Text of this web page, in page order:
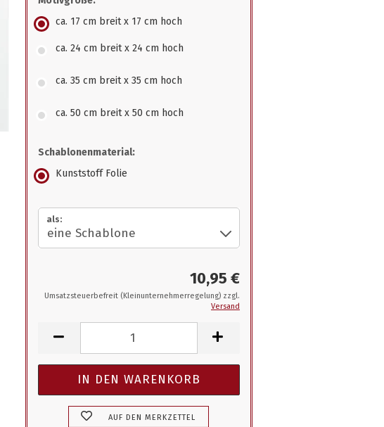
ca. 17 cm breit x 17 cm hoch
ca. 24 cm breit x 24 cm hoch
ca. 35 cm breit x 35 cm hoch
ca. 50 cm breit x 50 cm hoch
Schablonenmaterial:
Kunststoff Folie
als:
10,95 €
Umsatzsteuerbefreit (Kleinunternehmerregelung) zzgl.
Versand
AUF DEN MERKZETTEL